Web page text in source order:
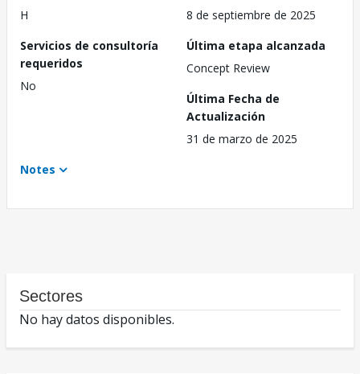
H
8 de septiembre de 2025
Servicios de consultoría
requeridos
No
Última etapa alcanzada
Concept Review
Última Fecha de
Actualización
31 de marzo de 2025
Notes
Sectores
No hay datos disponibles.